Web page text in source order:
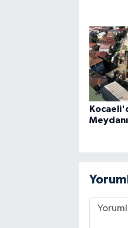
Meydanı